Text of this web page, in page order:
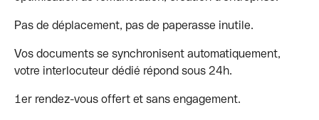
Pas de déplacement, pas de paperasse inutile.
Vos documents se synchronisent automatiquement,
votre interlocuteur dédié répond sous 24h.
1er rendez-vous offert et sans engagement.